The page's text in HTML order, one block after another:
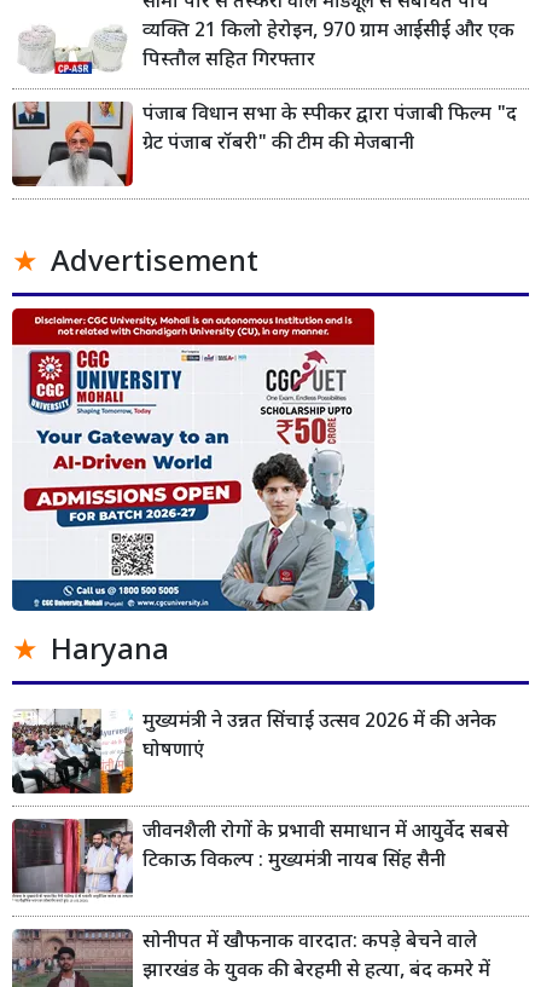
व्यक्ति 21 किलो हेरोइन, 970 ग्राम आईसीई और एक
पिस्तौल सहित गिरफ्तार
पंजाब विधान सभा के स्पीकर द्वारा पंजाबी फिल्म "द
ग्रेट पंजाब रॉबरी" की टीम की मेजबानी
Advertisement
Haryana
मुख्यमंत्री ने उन्नत सिंचाई उत्सव 2026 में की अनेक
घोषणाएं
जीवनशैली रोगों के प्रभावी समाधान में आयुर्वेद सबसे
टिकाऊ विकल्प : मुख्यमंत्री नायब सिंह सैनी
सोनीपत में खौफनाक वारदात: कपड़े बेचने वाले
झारखंड के युवक की बेरहमी से हत्या, बंद कमरे में